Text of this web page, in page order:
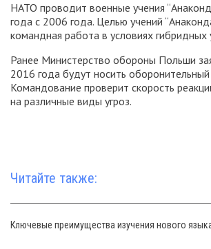
НАТО проводит военные учения
года с 2006 года. Целью учений
командная работа в условиях гибридных
Ранее Министерство обороны Польши
2016 года будут носить оборонительный
Командование проверит скорость
на различные виды угроз.
Читайте также:
Ключевые преимущества изучения нового